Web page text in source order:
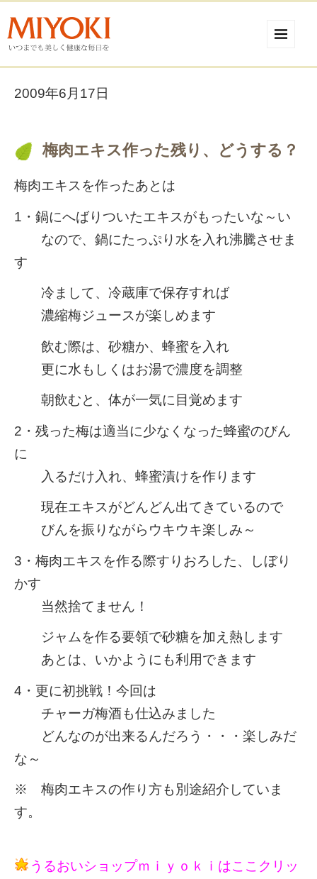
2009年6月17日
梅肉エキス作った残り、どうする？
梅肉エキスを作ったあとは
1・鍋にへばりついたエキスがもったいな～い
なので、鍋にたっぷり水を入れ沸騰させま
す
冷まして、冷蔵庫で保存すれば
濃縮梅ジュースが楽しめます
飲む際は、砂糖か、蜂蜜を入れ
更に水もしくはお湯で濃度を調整
朝飲むと、体が一気に目覚めます
2・残った梅は適当に少なくなった蜂蜜のびん
に
入るだけ入れ、蜂蜜漬けを作ります
現在エキスがどんどん出てきているので
びんを振りながらウキウキ楽しみ～
3・梅肉エキスを作る際すりおろした、しぼり
かす
当然捨てません！
ジャムを作る要領で砂糖を加え熱します
あとは、いかようにも利用できます
4・更に初挑戦！今回は
チャーガ梅酒も仕込みました
どんなのが出来るんだろう・・・楽しみだ
な～
※ 梅肉エキスの作り方も別途紹介していま
す。
うるおいショップｍｉｙｏｋｉはここクリッ